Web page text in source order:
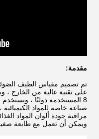
مقدمة:
تم تصميم مقياس الطيف
8 المستخدمة دوليًا ،
صناعة خاصة للمواد الكيميائية
مراقبة جودة ألوان المواد
ويمكن أن تعمل مع طابعة